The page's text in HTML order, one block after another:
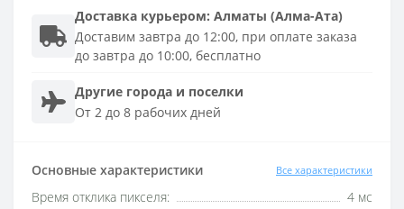
Доставка курьером: Алматы (Алма-Ата)
Доставим завтра до 12:00, при оплате заказа
до завтра до 10:00, бесплатно
Другие города и поселки
От 2 до 8 рабочих дней
Основные характеристики Все характеристики
Время отклика пикселя:
4 мс